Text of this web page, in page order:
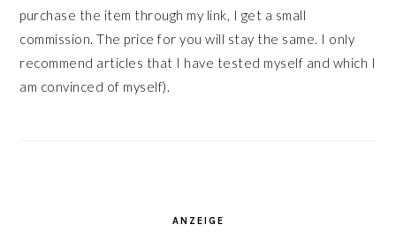
purchase the item through my link, I get a small
commission. The price for you will stay the same. I only
recommend articles that I have tested myself and which I
am convinced of myself).
ANZEIGE